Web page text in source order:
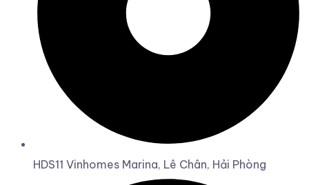
HDS11 Vinhomes Marina, Lê Chân, Hải Phòng